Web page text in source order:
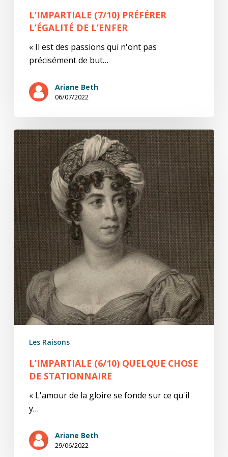
L’IMPARTIALE (7/10) PRÉFÉRER
L’ÉGALITÉ DE L’ENFER
« Il est des passions qui n'ont pas
précisément de but…
Ariane Beth
06/07/2022
L’impartiale
(6/10)
Quelque
chose
de
stationnaire
Les Raisons
L’IMPARTIALE (6/10) QUELQUE CHOSE
DE STATIONNAIRE
« L'amour de la gloire se fonde sur ce qu'il
y…
Ariane Beth
29/06/2022